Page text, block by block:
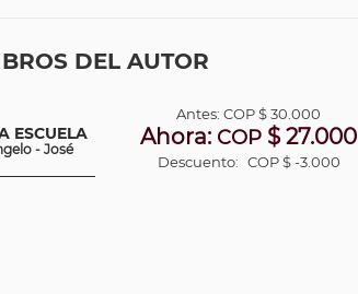
DEL AUTOR
ESCUELA
- José
Antes:COP$ 30.000
Ahora: COP $ 27.000
Descuento: COP $ -3.000